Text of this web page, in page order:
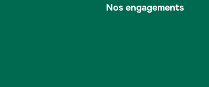
Nos engagements